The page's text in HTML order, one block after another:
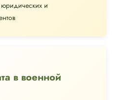
и
в военной